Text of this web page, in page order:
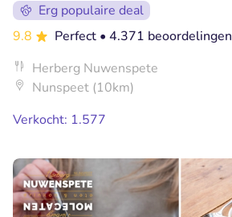
Erg populaire deal
9.8
Perfect • 4.371 beoordelingen
Herberg Nuwenspete
Nunspeet (10km)
Verkocht: 1.577